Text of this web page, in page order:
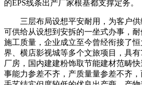
的EPS线条出产厂家根基都支撑定务。
三层布局设想平安耐用，为客户供
可供给从设想到安拆的一坐式办事，
施工质量，企业成立至今曾经衔接了
界、横店影视城等多个文旅项目，具
厂房，国内建建粉饰取节能建材范畴
事能力参差不齐，产质量量参差不齐，